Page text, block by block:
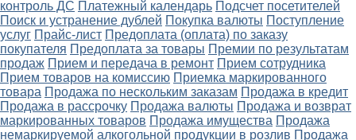
контроль ДС Платежный календарь Подсчет посетителей
Поиск и устранение дублей Покупка валюты Поступление
услуг Прайс-лист Предоплата (оплата) по заказу
покупателя Предоплата за товары Премии по результатам
продаж Прием и передача в ремонт Прием сотрудника
Прием товаров на комиссию Приемка маркированного
товара Продажа по нескольким заказам Продажа в кредит
Продажа в рассрочку Продажа валюты Продажа и возврат
маркированных товаров Продажа имущества Продажа
немаркируемой алкогольной продукции в розлив Продажа